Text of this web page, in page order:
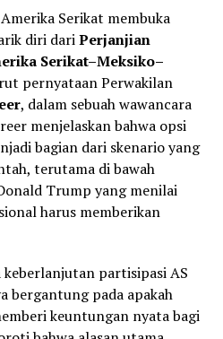
Serikat membuka
diri dariPerjanjian
Serikat–Meksiko–
pernyataan Perwakilan
, dalam sebuah wawancara
menjelaskan bahwa opsi
bagian dari skenario yang
terutama di bawah
Trump yang menilai
harus memberikan
keberlanjutan partisipasi AS
bergantung pada apakah
keuntungan nyata bagi